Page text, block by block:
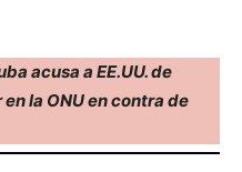
acusa a EE.UU. de
la ONU en contra de